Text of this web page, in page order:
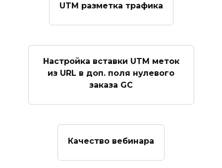
UTM разметка трафика
Настройка вставки UTM меток
из URL в доп. поля нулевого
заказа GC
Качество вебинара